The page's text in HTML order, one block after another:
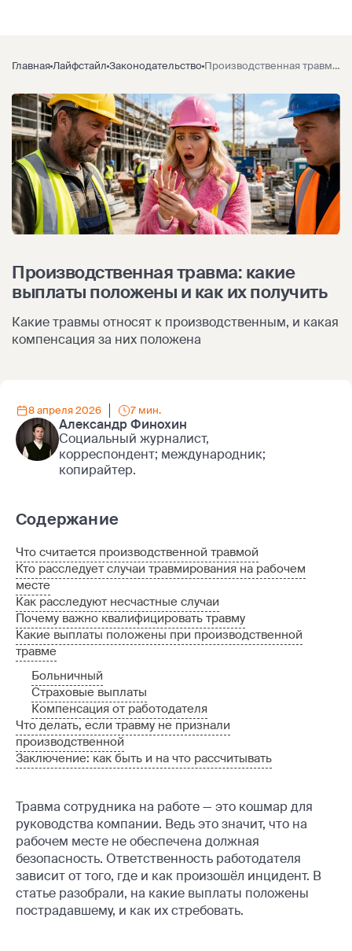
ГлавнаяЛайфстайл Законодательство Производственная травма: какие выплаты положены и как их получить
Производственная травма: какие
выплаты положены и как их получить
Какие травмы относят к производственным, и какая
компенсация за них положена
Александр Финохин
Социальный журналист,
корреспондент; международник;
копирайтер.
8 апреля 2026 7 мин.
Содержание
Что считается производственной травмой
Кто расследует случаи травмирования на рабочем
месте
Как расследуют несчастные случаи
Почему важно квалифицировать травму
Какие выплаты положены при производственной
травме
Больничный
Страховые выплаты
Компенсация от работодателя
Что делать, если травму не признали
производственной
Заключение: как быть и на что рассчитывать
Травма сотрудника на работе — это кошмар для
руководства компании. Ведь это значит, что на
рабочем месте не обеспечена должная
безопасность. Ответственность работодателя
зависит от того, где и как произошёл инцидент. В
статье разобрали, на какие выплаты положены
пострадавшему, и как их стребовать.